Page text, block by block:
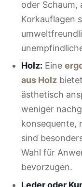
oder Schaum,
Korkauflagen
Holz: Eine
aus Holz
ästhetisch
weniger
konsequente,
sind
Wahl für
bevorzugen.
Leder oder